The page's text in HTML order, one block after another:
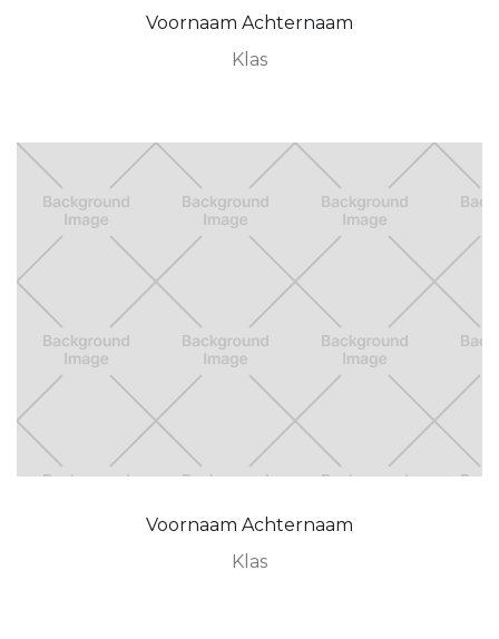
Voornaam Achternaam
Klas
Voornaam Achternaam
Klas